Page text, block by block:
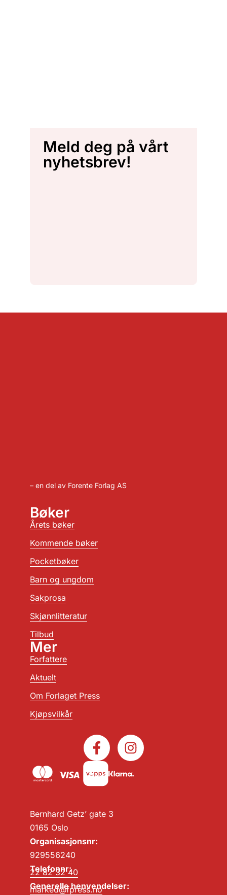
Meld deg på vårt
nyhetsbrev!
– en del av Forente Forlag AS
Bernhard Getz’ gate 3
0165 Oslo
Organisasjonsnr:
929556240
Telefonnr:
22 82 32 40
Generelle henvendelser:
marked@fpress.no
Bøker
Årets bøker
Kommende bøker
Pocketbøker
Barn og ungdom
Sakprosa
Skjønnlitteratur
Tilbud
Mer
Forfattere
Aktuelt
Om Forlaget Press
Kjøpsvilkår